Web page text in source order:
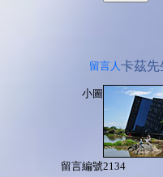
留言人卡茲先
小圖
留言編號2134